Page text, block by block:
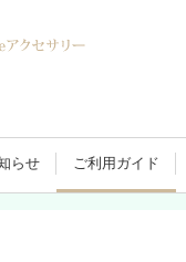
らせ ご利用ガイド